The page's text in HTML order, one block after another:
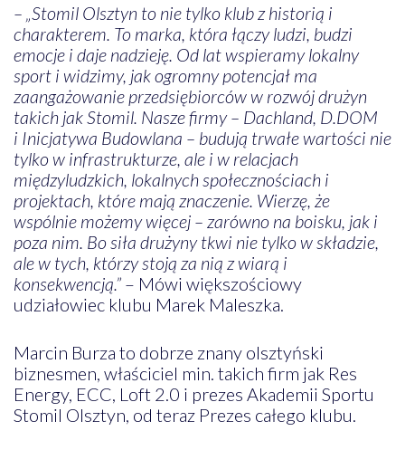
– „Stomil Olsztyn to nie tylko klub z historią i
charakterem. To marka, która łączy ludzi, budzi
emocje i daje nadzieję. Od lat wspieramy lokalny
sport i widzimy, jak ogromny potencjał ma
zaangażowanie przedsiębiorców w rozwój drużyn
takich jak Stomil. Nasze firmy – Dachland, D.DOM
i Inicjatywa Budowlana – budują trwałe wartości nie
tylko w infrastrukturze, ale i w relacjach
międzyludzkich, lokalnych społecznościach i
projektach, które mają znaczenie. Wierzę, że
wspólnie możemy więcej – zarówno na boisku, jak i
poza nim. Bo siła drużyny tkwi nie tylko w składzie,
ale w tych, którzy stoją za nią z wiarą i
konsekwencją.” – Mówi większościowy
udziałowiec klubu Marek Maleszka.
Marcin Burza to dobrze znany olsztyński
biznesmen, właściciel min. takich firm jak Res
Energy, ECC, Loft 2.0 i prezes Akademii Sportu
Stomil Olsztyn, od teraz Prezes całego klubu.